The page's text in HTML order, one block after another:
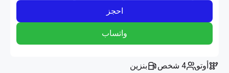
احجز
واتساب
أوتو 4 شخص بنزين